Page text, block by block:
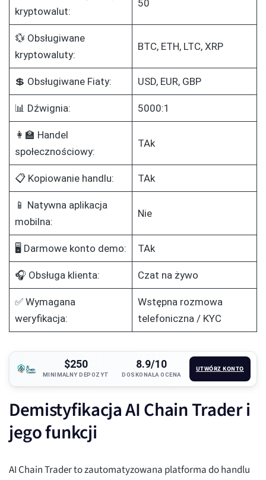
kryptowalut:
50
💱 Obsługiwane
kryptowaluty:
BTC, ETH, LTC, XRP
💲 Obsługiwane Fiaty: USD, EUR, GBP
📊 Dźwignia: 5000:1
👩‍🏫 Handel
społecznościowy:
TAk
📋 Kopiowanie handlu: TAk
📱 Natywna aplikacja
mobilna:
Nie
🖥️ Darmowe konto demo: TAk
🎧 Obsługa klienta: Czat na żywo
✅ Wymagana
weryfikacja:
Wstępna rozmowa
telefoniczna / KYC
$250
MINIMALNY DEPOZYT
8.9/10
DOSKONAŁA OCENA
UTWÓRZ KONTO
Demistyfikacja AI Chain Trader i
jego funkcji
AI Chain Trader to zautomatyzowana platforma do handlu